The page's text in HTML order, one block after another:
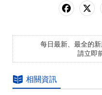
每日最新、最全的
請立即
相關資訊